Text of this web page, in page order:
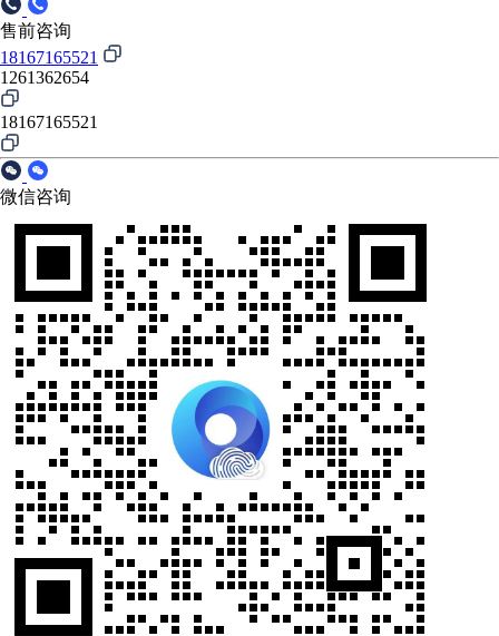
售前咨询
18167165521
1261362654
18167165521
微信咨询